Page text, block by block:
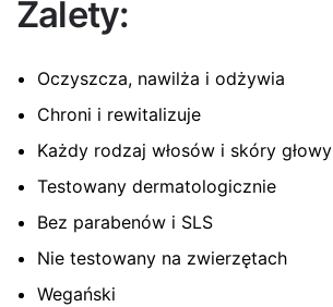
Zalety:
Oczyszcza, nawilża i odżywia
Chroni i rewitalizuje
Każdy rodzaj włosów i skóry głowy
Testowany dermatologicznie
Bez parabenów i SLS
Nie testowany na zwierzętach
Wegański